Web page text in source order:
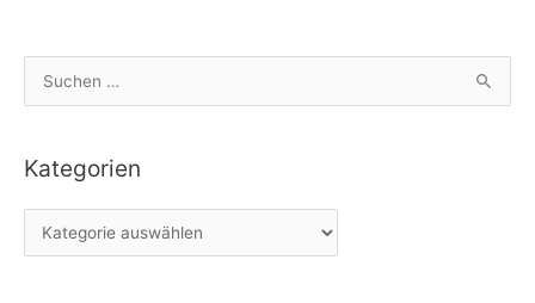
u
h
Kategorien
a